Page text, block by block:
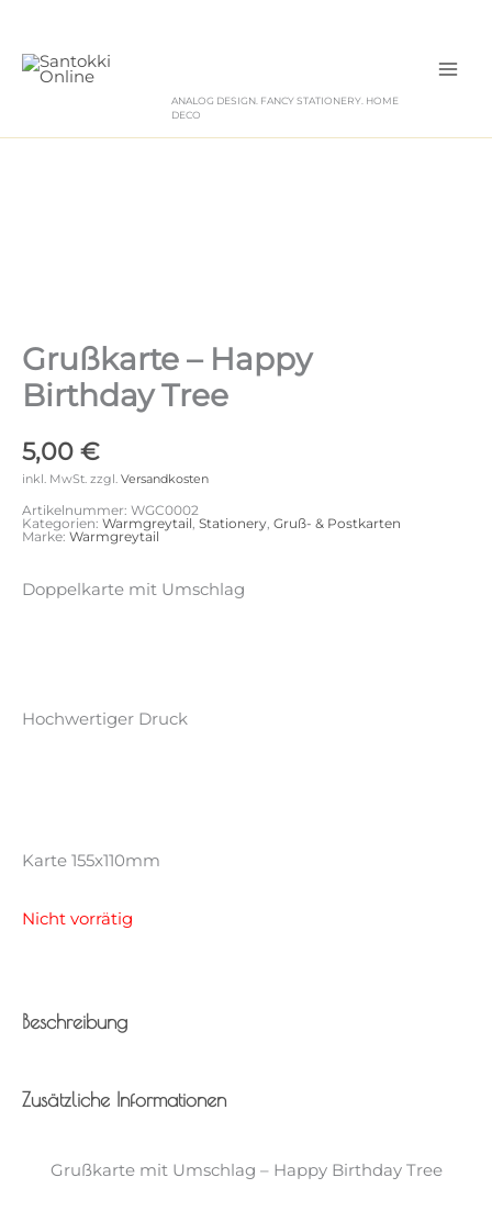
ANALOG DESIGN. FANCY STATIONERY. HOME
DECO
Grußkarte – Happy
Birthday Tree
5,00 €
inkl. MwSt. zzgl. Versandkosten
Artikelnummer: WGC0002
Kategorien: Warmgreytail Stationery Gruß- & Postkarten
Marke: Warmgreytail
Doppelkarte mit Umschlag
Hochwertiger Druck
Karte 155x110mm
Nicht vorrätig
Beschreibung
Zusätzliche Informationen
Grußkarte mit Umschlag – Happy Birthday Tree